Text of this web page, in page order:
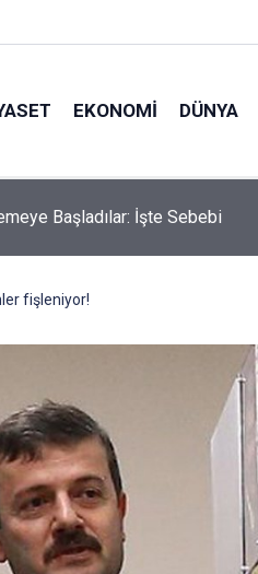
EKONOMI DÜNYA
Başladılar: İşte Sebebi
fişleniyor!